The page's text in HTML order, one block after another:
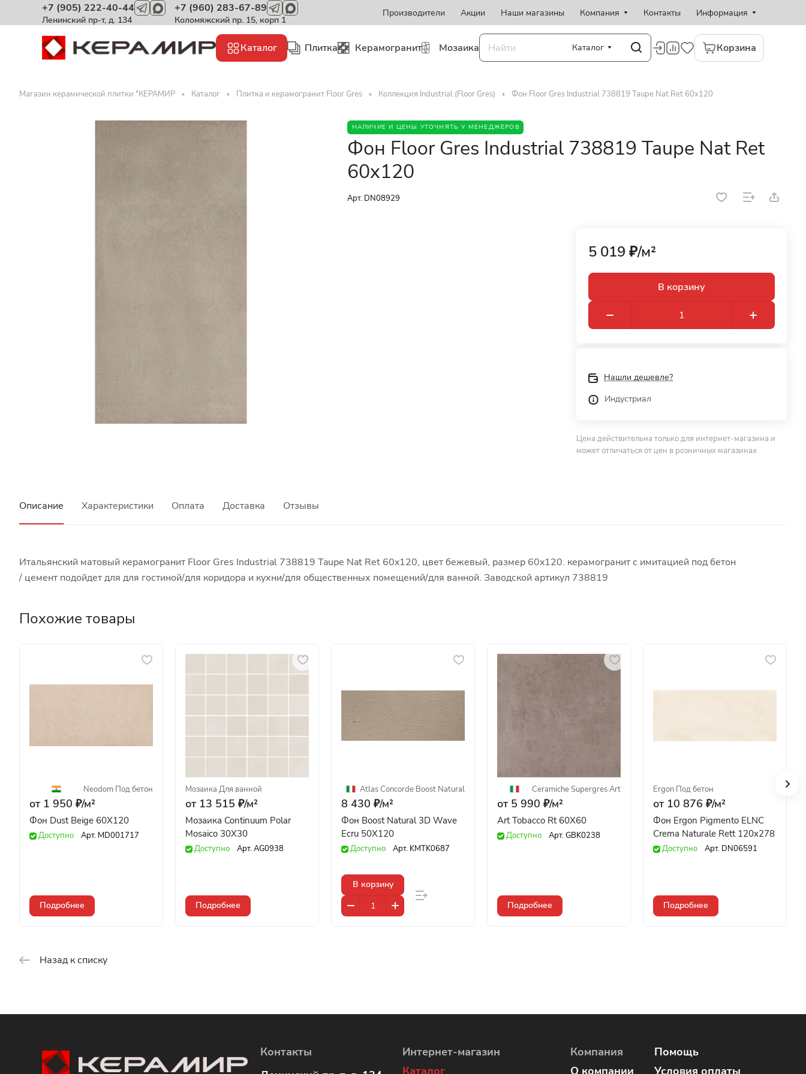
+7 (905) 222-40-44
Ленинский пр-т, д. 134
+7 (960) 283-67-89
Коломяжский пр. 15, корп 1
Производители Акции Наши магазины Компания Контакты Информация
Каталог Плитка Керамогранит Мозаика Каталог Корзина
Магазин керамической плитки "КЕРАМИР Каталог Плитка и керамогранит Floor Gres Коллекция Industrial (Floor Gres) Фон Floor Gres Industrial 738819 Taupe Nat Ret 60x120
НАЛИЧИЕ И ЦЕНЫ УТОЧНЯТЬ У МЕНЕДЖЕРОВ
Фон Floor Gres Industrial 738819 Taupe Nat Ret
60x120
Арт. DN08929
5 019 ₽/м²
В корзину
Нашли дешевле?
Индустриал
Цена действительна только для интернет-магазина и
может отличаться от цен в розничных магазинах
Описание Характеристики Оплата Доставка Отзывы
Итальянский матовый керамогранит Floor Gres Industrial 738819 Taupe Nat Ret 60x120, цвет бежевый, размер 60x120. керамогранит с имитацией под бетон
/ цемент подойдет для для гостиной/для коридора и кухни/для общественных помещений/для ванной. Заводской артикул 738819
Похожие товары
Neodom·Под бетон
от 1 950 ₽/м²
Фон Dust Beige 60X120
Доступно Арт. MD001717
Подробнее
Мозаика·Для ванной
от 13 515 ₽/м²
Мозаика Continuum Polar
Mosaico 30X30
Доступно Арт.AG0938
Подробнее
Atlas Concorde·Boost Natural
8 430 ₽/м²
Фон Boost Natural 3D Wave
Ecru 50X120
Доступно Арт. KMTK0687
В корзину
Ceramiche Supergres·Art
от 5 990 ₽/м²
Art Tobacco Rt 60X60
Доступно Арт.GBK0238
Подробнее
Ergon·Под бетон
от 10 876 ₽/м²
Фон Ergon Pigmento ELNC
Crema Naturale Rett 120x278
Доступно Арт. DN06591
Подробнее
Назад к списку
Контакты
Интернет-магазин
Каталог
Компания
О компании
Помощь
Условия оплаты